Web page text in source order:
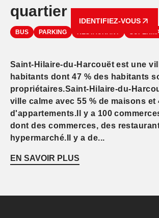
quartier
IDENTIFIEZ-VOUS
Saint-Hilaire-du-Harcouët est une
habitants dont 47 % des habitants
propriétaires.Saint-Hilaire-du-
ville calme avec 55 % de maisons et
d'appartements.Il y a 100
dont des commerces, des
hypermarché.Il y a de...
EN SAVOIR PLUS
BUS PARKING